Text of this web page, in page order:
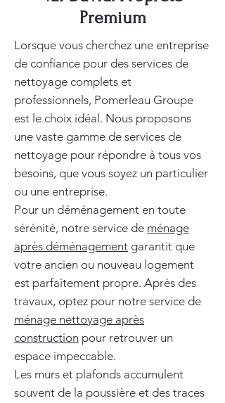
Premium
Lorsque vous cherchez une entreprise
de confiance pour des services de
nettoyage complets et
professionnels, Pomerleau Groupe
est le choix idéal. Nous proposons
une vaste gamme de services de
nettoyage pour répondre à tous vos
besoins, que vous soyez un particulier
ou une entreprise.
Pour un déménagement en toute
sérénité, notre service de ménage
après déménagement garantit que
votre ancien ou nouveau logement
est parfaitement propre. Après des
travaux, optez pour notre service de
ménage nettoyage après
construction pour retrouver un
espace impeccable.
Les murs et plafonds accumulent
souvent de la poussière et des traces